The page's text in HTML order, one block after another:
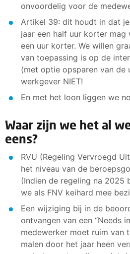
onvoordelig voor de
Artikel 39: dit houdt in dat
jaar een half uur korter mag
een uur korter. We willen
van toepassing is op de
(met optie opsparen van de
werkgever NIET!
En met het loon liggen we
Waar zijn we het al
eens?
RVU (Regeling Vervroegd
het niveau van de
(Indien de regeling na 2025
we als FNV keihard mee
Een wijziging bij in de
ontvangen van een “Needs
medewerker moet ruim van
malen door het jaar heen